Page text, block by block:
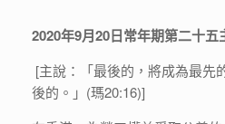
2020年9月20日常年期第二十五
[主說：「最後的，將成為最先
後的。」(瑪20:16)]